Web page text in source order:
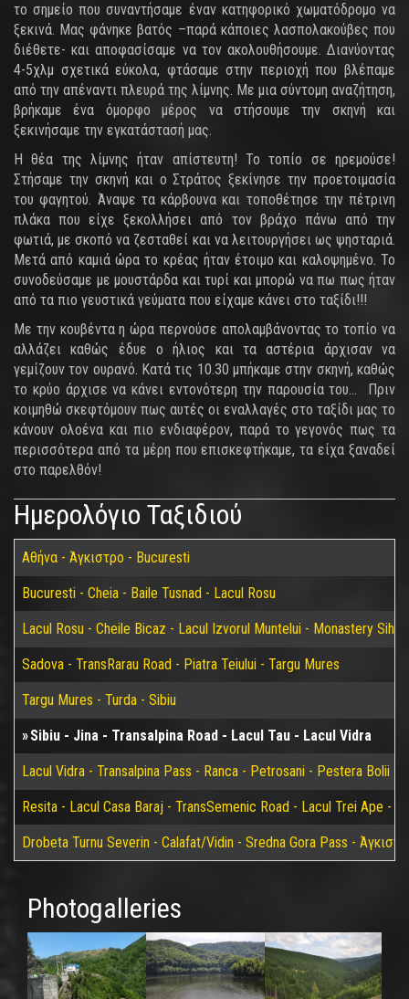
το σημείο που συναντήσαμε έναν κατηφορικό χωματόδρομο να
ξεκινά. Μας φάνηκε βατός –παρά κάποιες λασπολακούβες που
διέθετε- και αποφασίσαμε να τον ακολουθήσουμε. Διανύοντας
4-5χλμ σχετικά εύκολα, φτάσαμε στην περιοχή που βλέπαμε
από την απέναντι πλευρά της λίμνης. Με μια σύντομη αναζήτηση,
βρήκαμε ένα όμορφο μέρος να στήσουμε την σκηνή και
ξεκινήσαμε την εγκατάστασή μας.
Η θέα της λίμνης ήταν απίστευτη! Το τοπίο σε ηρεμούσε!
Στήσαμε την σκηνή και ο Στράτος ξεκίνησε την προετοιμασία
του φαγητού. Άναψε τα κάρβουνα και τοποθέτησε την πέτρινη
πλάκα που είχε ξεκολλήσει από τον βράχο πάνω από την
φωτιά, με σκοπό να ζεσταθεί και να λειτουργήσει ως ψησταριά.
Μετά από καμιά ώρα το κρέας ήταν έτοιμο και καλοψημένο. Το
συνοδεύσαμε με μουστάρδα και τυρί και μπορώ να πω πως ήταν
από τα πιο γευστικά γεύματα που είχαμε κάνει στο ταξίδι!!!
Με την κουβέντα η ώρα περνούσε απολαμβάνοντας το τοπίο να
αλλάζει καθώς έδυε ο ήλιος και τα αστέρια άρχισαν να
γεμίζουν τον ουρανό. Κατά τις 10.30 μπήκαμε στην σκηνή, καθώς
το κρύο άρχισε να κάνει εντονότερη την παρουσία του... Πριν
κοιμηθώ σκεφτόμουν πως αυτές οι εναλλαγές στο ταξίδι μας το
κάνουν ολοένα και πιο ενδιαφέρον, παρά το γεγονός πως τα
περισσότερα από τα μέρη που επισκεφτήκαμε, τα είχα ξαναδεί
στο παρελθόν!
Ημερολόγιο Ταξιδιού
Αθήνα - Άγκιστρο - Bucuresti
Bucuresti - Cheia - Baile Tusnad - Lacul Rosu
Lacul Rosu - Cheile Bicaz - Lacul Izvorul Muntelui - Monastery
Sadova - TransRarau Road - Piatra Teiului - Targu Mures
Targu Mures - Turda - Sibiu
Sibiu - Jina - Transalpina Road - Lacul Tau - Lacul Vidra
Lacul Vidra - Transalpina Pass - Ranca - Petrosani - Pestera Bolii -
Resita - Lacul Casa Baraj - TransSemenic Road - Lacul Trei Ape -
Drobeta Turnu Severin - Calafat/Vidin - Sredna Gora Pass -
Photogalleries